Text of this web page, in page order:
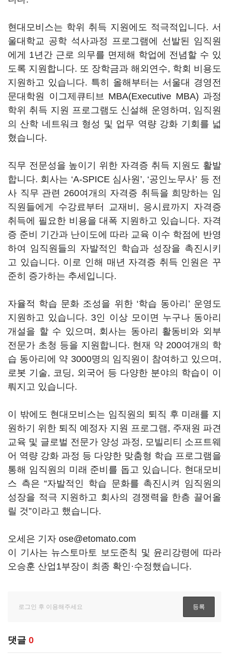
현대모비스는 학위 취득 지원에도 적극적입니다. 서
울대학교 공학 석사과정 프로그램에 선발된 임직원
에게 1년간 근로 의무를 면제해 학업에 전념할 수 있
도록 지원합니다. 또 장학금과 해외연수, 학회 비용도
지원하고 있습니다. 특히 올해부터는 서울대 경영전
문대학원 이그제큐티브 MBA(Executive MBA) 과정
학위 취득 지원 프로그램도 신설해 운영하며, 임직원
의 산학 네트워크 형성 및 업무 역량 강화 기회를 넓
혔습니다.
직무 전문성을 높이기 위한 자격증 취득 지원도 활발
합니다. 회사는 ‘A-SPICE 심사원’, ‘공인노무사’ 등 전
사 직무 관련 260여개의 자격증 취득을 희망하는 임
직원들에게 수강료부터 교재비, 응시료까지 자격증
취득에 필요한 비용을 대폭 지원하고 있습니다. 자격
증 준비 기간과 난이도에 따라 교육 이수 학점에 반영
하여 임직원들의 자발적인 학습과 성장을 촉진시키
고 있습니다. 이로 인해 매년 자격증 취득 인원은 꾸
준히 증가하는 추세입니다.
자율적 학습 문화 조성을 위한 ‘학습 동아리’ 운영도
지원하고 있습니다. 3인 이상 모이면 누구나 동아리
개설을 할 수 있으며, 회사는 동아리 활동비와 외부
전문가 초청 등을 지원합니다. 현재 약 200여개의 학
습 동아리에 약 3000명의 임직원이 참여하고 있으며,
로봇 기술, 코딩, 외국어 등 다양한 분야의 학습이 이
뤄지고 있습니다.
이 밖에도 현대모비스는 임직원의 퇴직 후 미래를 지
원하기 위한 퇴직 예정자 지원 프로그램, 주재원 파견
교육 및 글로벌 전문가 양성 과정, 모빌리티 소프트웨
어 역량 강화 과정 등 다양한 맞춤형 학습 프로그램을
통해 임직원의 미래 준비를 돕고 있습니다. 현대모비
스 측은 “자발적인 학습 문화를 촉진시켜 임직원의
성장을 적극 지원하고 회사의 경쟁력을 한층 끌어올
릴 것”이라고 했습니다.
오세은 기자 ose@etomato.com
이 기사는 뉴스토마토 보도준칙 및 윤리강령에 따라
오승훈 산업1부장이 최종 확인·수정했습니다.
댓글 0